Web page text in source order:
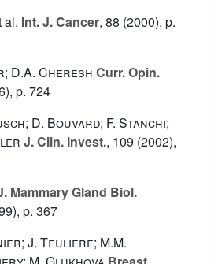
al. Int. J. Cancer, 88 (2000), p.
D.A. Cheresh Curr. Opin.
p. 724
D. Bouvard; F. Stanchi;
J. Clin. Invest., 109 (2002),
Mammary Gland Biol.
p. 367
J. Teuliere; M.M.